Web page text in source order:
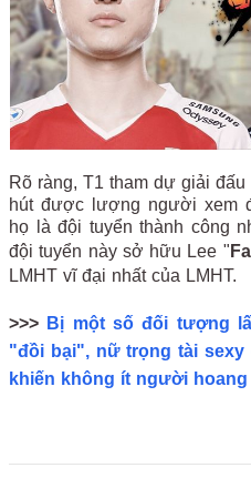
Rõ ràng, T1 tham dự giải
hút được lượng người xem
họ là đội tuyển thành công
đội tuyển này sở hữu Lee "
LMHT vĩ đại nhất của LMHT.
>>> Bị một số đối tượng
"đồi bại", nữ trọng tài sexy
khiến không ít người hoang